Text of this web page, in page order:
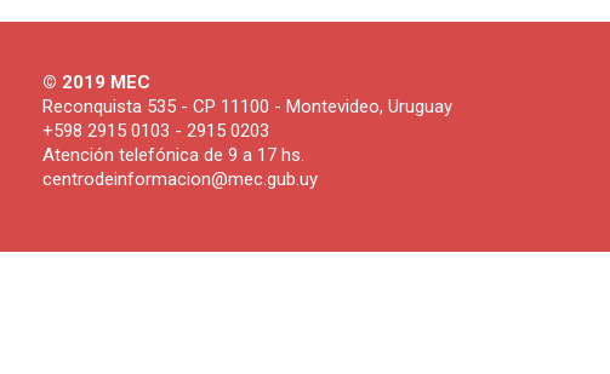
© 2019 MEC
Reconquista 535 - CP 11100 - Montevideo, Uruguay
+598 2915 0103 - 2915 0203
Atención telefónica de 9 a 17 hs.
centrodeinformacion@mec.gub.uy